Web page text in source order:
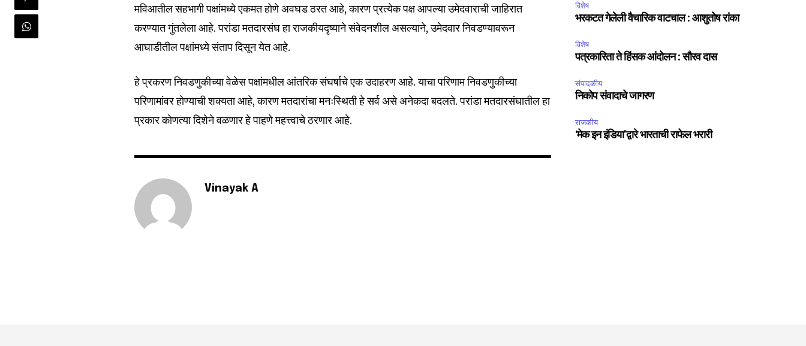
Fans Followers Followers
मविआतील सहभागी पक्षांमध्ये एकमत होणे अवघड ठरत आहे, कारण प्रत्येक पक्ष आपल्या उमेदवाराची जाहिरात
करण्यात गुंतलेला आहे. परांडा मतदारसंघ हा राजकीयदृष्याने संवेदनशील असल्याने, उमेदवार निवडण्यावरून
आघाडीतील पक्षांमध्ये संताप दिसून येत आहे.
हे प्रकरण निवडणुकीच्या वेळेस पक्षांमधील आंतरिक संघर्षाचे एक उदाहरण आहे. याचा परिणाम निवडणुकीच्या
परिणामांवर होण्याची शक्यता आहे, कारण मतदारांचा मनःस्थिती हे सर्व असे अनेकदा बदलते. परांडा मतदारसंघातील हा
प्रकार कोणत्या दिशेने वळणार हे पाहणे महत्त्वाचे ठरणार आहे.
Vinayak A
विशेष
भरकटत गेलेली वैचारिक वाटचाल : आशुतोष रांका
विशेष
पत्रकारिता ते हिंसक आंदोलन : सौरव दास
संपादकीय
निकोप संवादाचे जागरण
राजकीय
‘मेक इन इंडिया’द्वारे भारताची राफेल भरारी